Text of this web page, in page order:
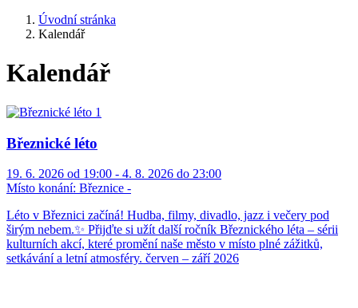
Úvodní stránka
Kalendář
Kalendář
Březnické léto
19. 6. 2026 od 19:00 - 4. 8. 2026 do 23:00
Místo konání: Březnice -
Léto v Březnici začíná! Hudba, filmy, divadlo, jazz i večery pod
širým nebem.✨ Přijďte si užít další ročník Březnického léta – sérii
kulturních akcí, které promění naše město v místo plné zážitků,
setkávání a letní atmosféry. červen – září 2026